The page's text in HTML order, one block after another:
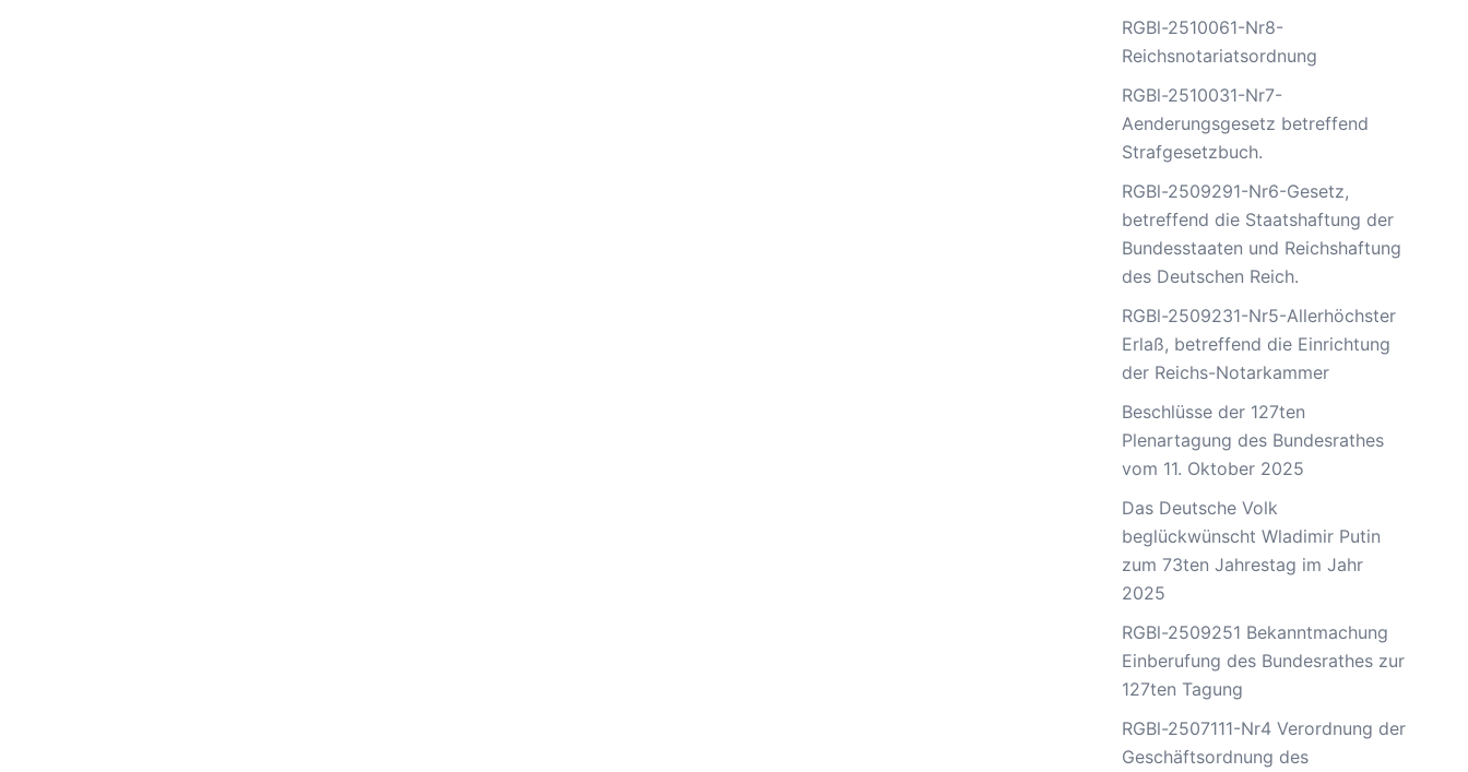
RGBl-2510061-Nr8-
Reichsnotariatsordnung
RGBl-2510031-Nr7-
Aenderungsgesetz betreffend
Strafgesetzbuch.
RGBl-2509291-Nr6-Gesetz,
betreffend die Staatshaftung der
Bundesstaaten und Reichshaftung
des Deutschen Reich.
RGBl-2509231-Nr5-Allerhöchster
Erlaß, betreffend die Einrichtung
der Reichs-Notarkammer
Beschlüsse der 127ten
Plenartagung des Bundesrathes
vom 11. Oktober 2025
Das Deutsche Volk
beglückwünscht Wladimir Putin
zum 73ten Jahrestag im Jahr
2025
RGBl-2509251 Bekanntmachung
Einberufung des Bundesrathes zur
127ten Tagung
RGBl-2507111-Nr4 Verordnung der
Geschäftsordnung des